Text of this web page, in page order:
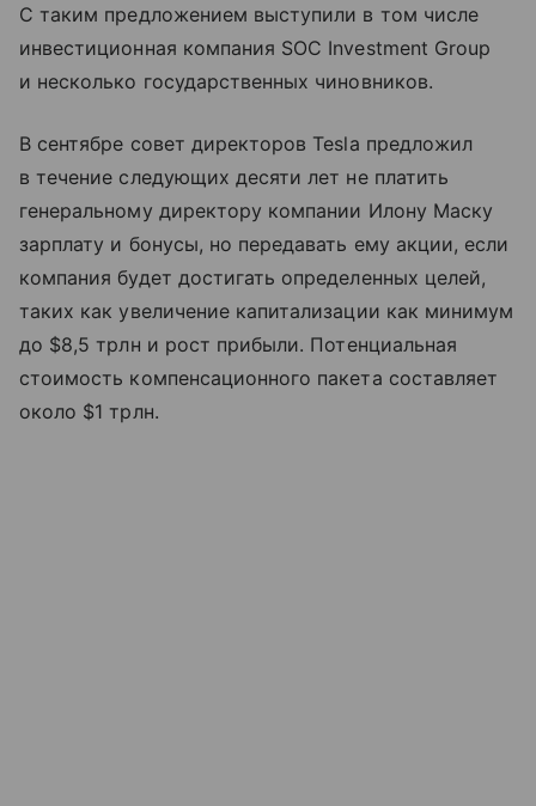
С таким предложением выступили в том числе
инвестиционная компания SOC Investment Group
и несколько государственных чиновников.
В сентябре совет директоров Tesla предложил
в течение следующих десяти лет не платить
генеральному директору компании Илону Маску
зарплату и бонусы, но передавать ему акции, если
компания будет достигать определенных целей,
таких как увеличение капитализации как минимум
до $8,5 трлн и рост прибыли. Потенциальная
стоимость компенсационного пакета составляет
около $1 трлн.